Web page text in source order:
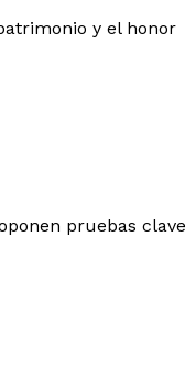
y el honor
pruebas clave